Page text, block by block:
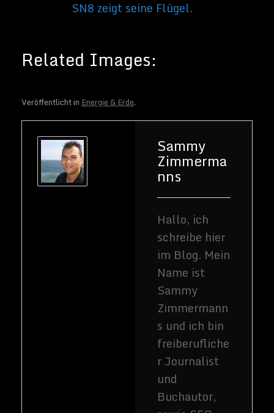
Veröffentlicht inEnergie & Erde.